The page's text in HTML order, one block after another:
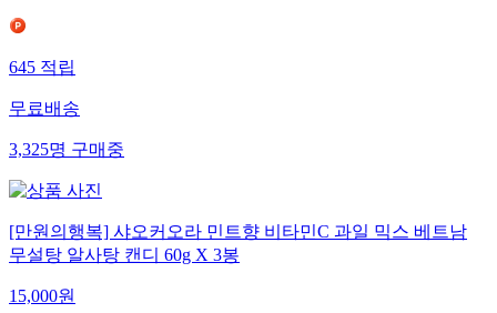
645적립
무료배송
3,325명구매중
[만원의행복] 샤오커오라 민트향 비타민C 과일 믹스 베트남
무설탕 알사탕 캔디 60g X 3봉
15,000원